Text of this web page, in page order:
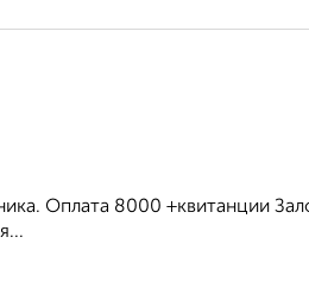
Оплата 8000 +квитанции